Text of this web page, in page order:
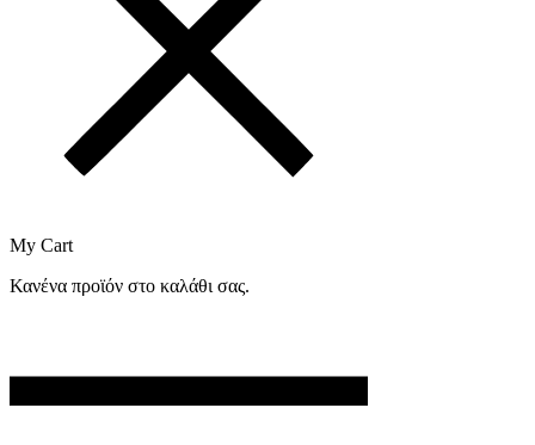
My Cart
Κανένα προϊόν στο καλάθι σας.